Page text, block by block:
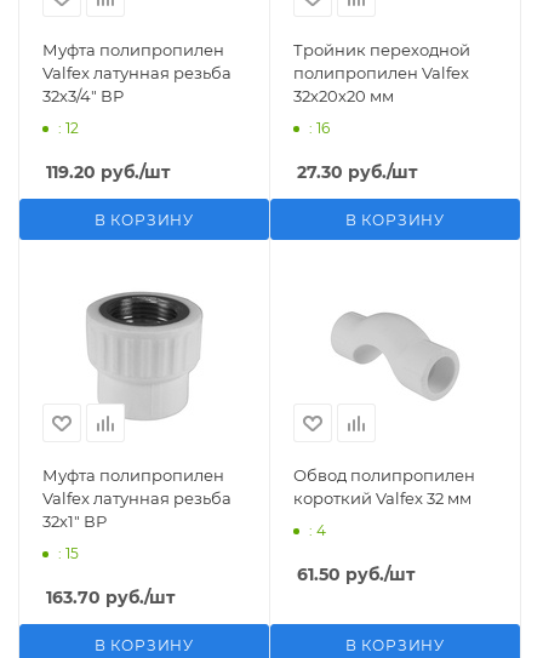
Муфта полипропилен
Valfex латунная резьба
32х3/4" ВР
: 12
119.20 руб./шт
В КОРЗИНУ
Тройник переходной
полипропилен Valfex
32х20х20 мм
: 16
27.30 руб./шт
В КОРЗИНУ
Муфта полипропилен
Valfex латунная резьба
32х1" ВР
: 15
163.70 руб./шт
В КОРЗИНУ
Обвод полипропилен
короткий Valfex 32 мм
: 4
61.50 руб./шт
В КОРЗИНУ